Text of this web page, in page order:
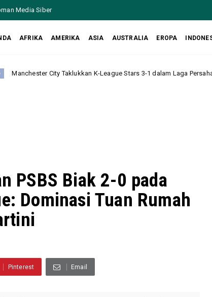
Media Siber
AFRIKA AMERIKA ASIA AUSTRALIA EROPA
K-League Stars 3-1 dalam Laga Persahabatan di Korea
PSBS Biak 2-0 pada
Dominasi Tuan Rumah
Pinterest Email